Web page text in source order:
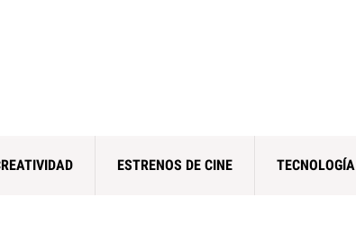
ESTRENOS DE CINE TECNOLOGÍA